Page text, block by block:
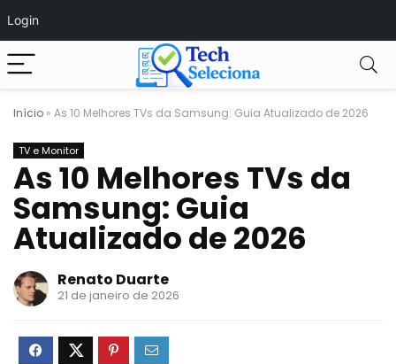
Login
Início » As 10 Melhores TVs da Samsung: Guia Atualizado de 2026
TV e Monitor
As 10 Melhores TVs da
Samsung: Guia
Atualizado de 2026
Renato Duarte
21 de janeiro de 2026